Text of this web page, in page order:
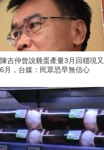
陳吉仲曾說雞蛋產量3月回穩現
6月，台媒：民眾恐早無信心